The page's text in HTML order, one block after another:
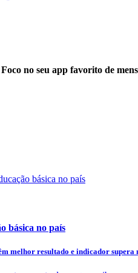
no seu app favorito de
básica no país
melhor resultado e indicador supera